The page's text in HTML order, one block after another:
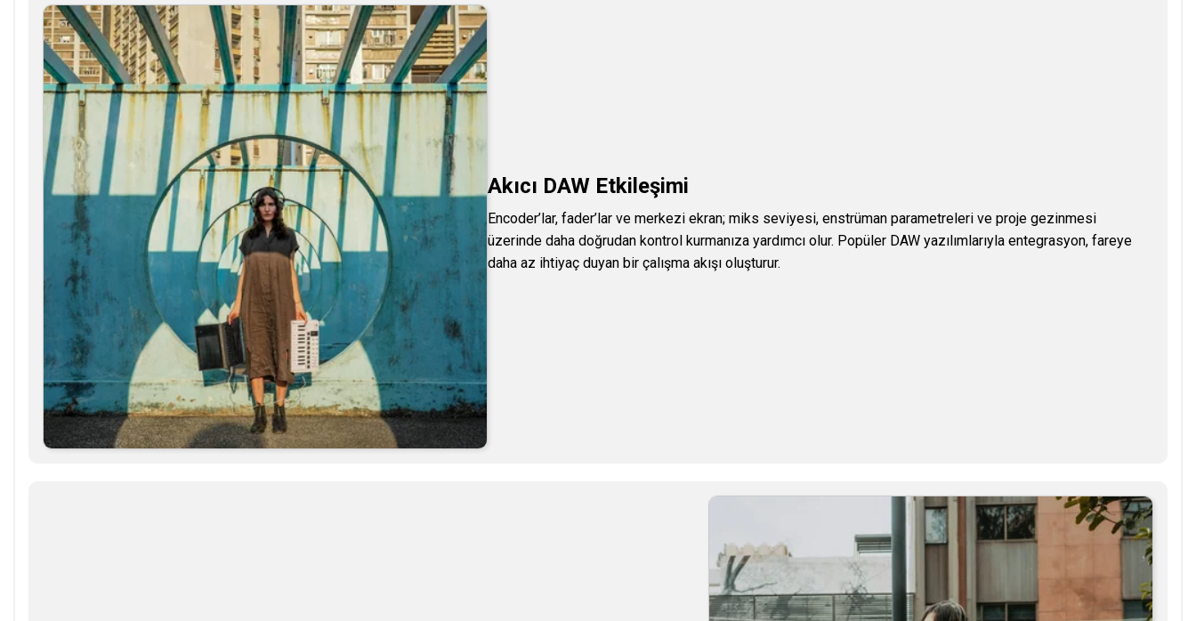
Akıcı DAW Etkileşimi
Encoder’lar, fader’lar ve merkezi ekran; miks seviyesi, enstrüman parametreleri ve proje gezinmesi
üzerinde daha doğrudan kontrol kurmanıza yardımcı olur. Popüler DAW yazılımlarıyla entegrasyon, fareye
daha az ihtiyaç duyan bir çalışma akışı oluşturur.